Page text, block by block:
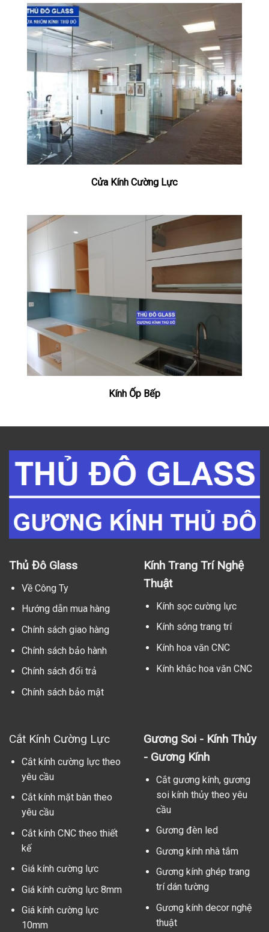
Cửa Kính Cường Lực
Kính Ốp Bếp
Thủ Đô Glass
Về Công Ty
Hướng dẫn mua hàng
Chính sách giao hàng
Chính sách bảo hành
Chính sách đổi trả
Chính sách bảo mật
Kính Trang Trí Nghệ
Thuật
Kính sọc cường lực
Kính sóng trang trí
Kính hoa văn CNC
Kính khắc hoa văn CNC
Cắt Kính Cường Lực
Cắt kính cường lực theo
yêu cầu
Cắt kính mặt bàn theo
yêu cầu
Cắt kính CNC theo thiết
kế
Giá kính cường lực
Giá kính cường lực 8mm
Giá kính cường lực
10mm
Gương Soi - Kính Thủy
- Gương Kính
Cắt gương kính, gương
soi kính thủy theo yêu
cầu
Gương đèn led
Gương kính nhà tắm
Gương kính ghép trang
trí dán tường
Gương kính decor nghệ
thuật